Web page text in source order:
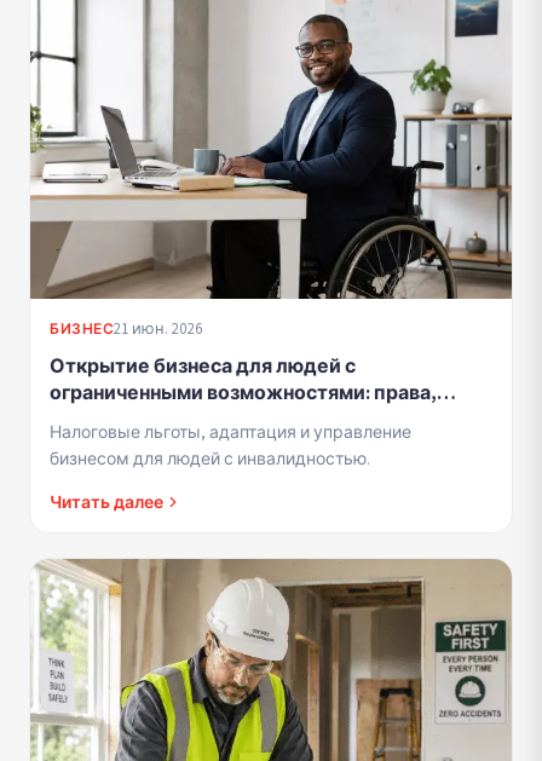
БИЗНЕС21 июн. 2026
Открытие бизнеса для людей с
ограниченными возможностями: права,
льготы и приспособления
Налоговые льготы, адаптация и управление
бизнесом для людей с инвалидностью.
Читать далее